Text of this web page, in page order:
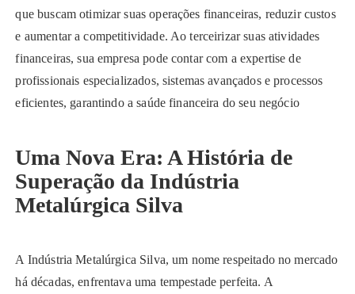
que buscam otimizar suas operações financeiras, reduzir custos
e aumentar a competitividade. Ao terceirizar suas atividades
financeiras, sua empresa pode contar com a expertise de
profissionais especializados, sistemas avançados e processos
eficientes, garantindo a saúde financeira do seu negócio
Uma Nova Era: A História de
Superação da Indústria
Metalúrgica Silva
A Indústria Metalúrgica Silva, um nome respeitado no mercado
há décadas, enfrentava uma tempestade perfeita. A